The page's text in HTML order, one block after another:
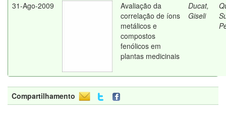
31-Ago-2009
Avaliação da
correlação de íons
metálicos e
compostos
fenólicos em
plantas medicinais
Ducat,
Giseli
Compartilhamento